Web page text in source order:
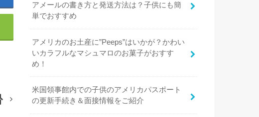
アメールの書き方と発送方法は？子供にも簡
単でおすすめ
アメリカのお土産に”Peeps”はいかが？かわい
いカラフルなマシュマロのお菓子がおすす
め！
米国領事館内での子供のアメリカパスポート
の更新手続き＆面接情報をご紹介